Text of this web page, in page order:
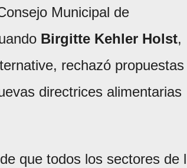
Municipal de
Birgitte Kehler Holst,
rechazó propuestas
directrices alimentarias
que todos los sectores de